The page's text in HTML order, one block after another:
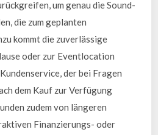
um genau die Sound-
die zum geplanten
kommt die zuverlässige
oder zur Eventlocation
der bei Fragen
dem Kauf zur Verfügung
zudem von längeren
Finanzierungs- oder